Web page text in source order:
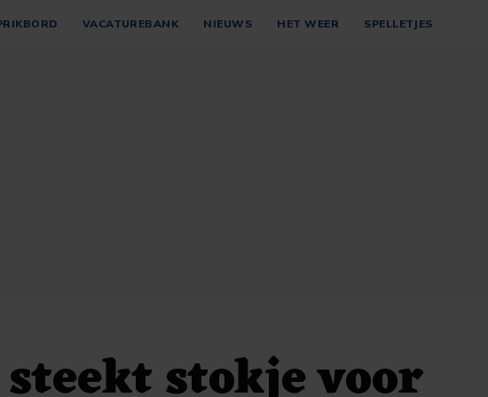
VACATUREBANK NIEUWS HET WEER SPELLETJES